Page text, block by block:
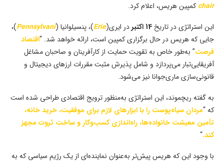
chair کمپین هریس، اعلام کرد.
این استراتژی در تاریخ 14 اکتبر در ایری(Erie)، پنسیلوانیا (Pennsylvani)،
جایی که هریس در حال برگزاری کمپین است، ارائه خواهد شد. “اقتصاد
فرصت” به‌طور خاص به تقویت حمایت از کارآفرینان و صاحبان مشاغل
آفریقایی‌تبار می‌پردازد و شامل پذیرش مثبت مقررات ارزهای دیجیتال و
قانونی‌سازی ماری‌جوانا نیز می‌شود.
به گفته ریچموند، این استراتژی به‌منظور ترویج اقتصادی طراحی شده است
که “مردان سیاه‌پوست را با ابزارهای لازم برای موفقیت، خرید خانه،
تأمین معیشت خانواده‌ها، راه‌اندازی کسب‌وکار و ساخت ثروت مجهز
کند.“
با وجود این که هریس پیش‌تر به‌عنوان نماینده‌ای از یک رژیم سیاسی که به